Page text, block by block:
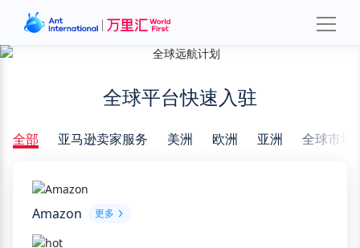
全球平台快速入驻
全部 亚马逊卖家服务 美洲 欧洲 亚洲 全球市场
Amazon 更多